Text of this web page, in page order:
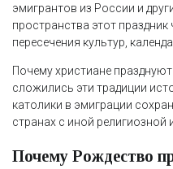
эмигрантов из России и
пространства этот
пересечения культур,
Почему христиане
сложились эти традиции
католики в эмиграции
странах с иной религиозной
Почему Рождество